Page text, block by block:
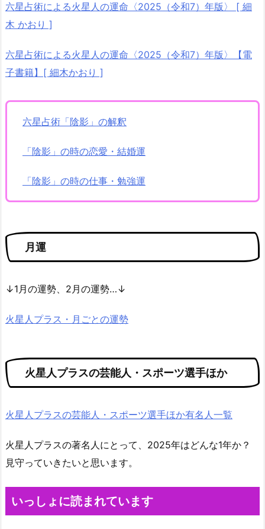
六星占術による火星人の運命〈2025（令和7）年版〉 [ 細
木 かおり ]
六星占術による火星人の運命〈2025（令和7）年版〉【電
子書籍】[ 細木かおり ]
六星占術「陰影」の解釈
「陰影」の時の恋愛・結婚運
「陰影」の時の仕事・勉強運
月運
↓1月の運勢、2月の運勢…↓
火星人プラス・月ごとの運勢
火星人プラスの芸能人・スポーツ選手ほか
火星人プラスの芸能人・スポーツ選手ほか有名人一覧
火星人プラスの著名人にとって、2025年はどんな1年か？
見守っていきたいと思います。
いっしょに読まれています